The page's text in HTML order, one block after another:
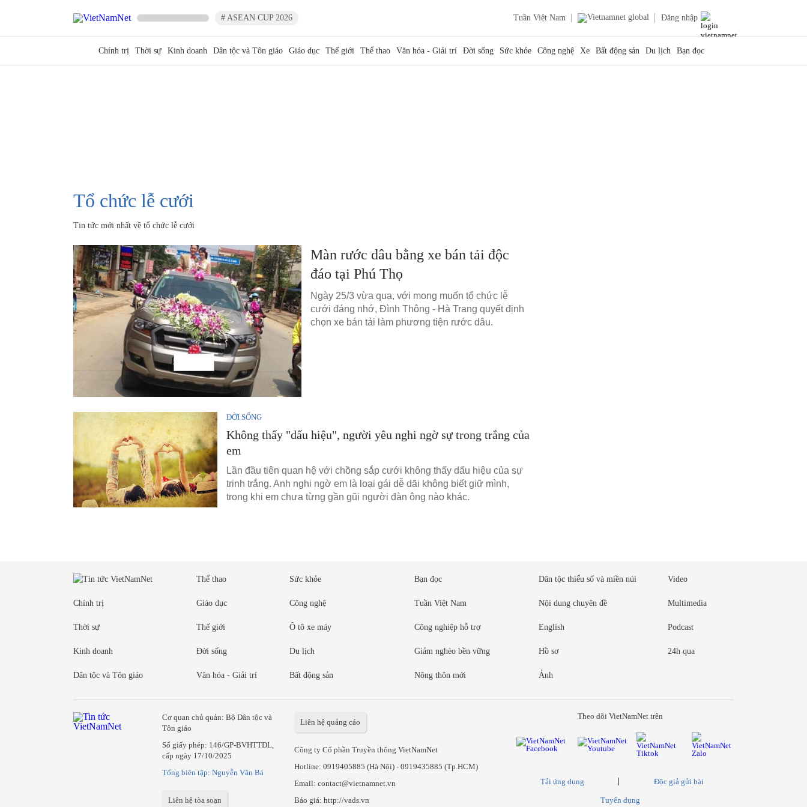
# ASEAN CUP 2026 Tuần Việt Nam Đăng nhập
Chính trị Thời sự Kinh doanh Dân tộc và Tôn giáo Giáo dục Thế giới Thể thao Văn hóa - Giải trí Đời sống Sức khỏe Công nghệ Xe Bất động sản Du lịch Bạn đọc
tổ chức lễ cưới
Tin tức mới nhất về tổ chức lễ cưới
Màn rước dâu bằng xe bán tải độc
đáo tại Phú Thọ
Ngày 25/3 vừa qua, với mong muốn tổ chức lễ
cưới đáng nhớ, Đình Thông - Hà Trang quyết định
chọn xe bán tải làm phương tiện rước dâu.
ĐỜI SỐNG
Không thấy "dấu hiệu", người yêu nghi ngờ sự trong trắng của
em
Lần đầu tiên quan hệ với chồng sắp cưới không thấy dấu hiệu của sự
trinh trắng. Anh nghi ngờ em là loại gái dễ dãi không biết giữ mình,
trong khi em chưa từng gần gũi người đàn ông nào khác.
Chính trị
Thời sự
Kinh doanh
Dân tộc và Tôn giáo
Thể thao
Giáo dục
Thế giới
Đời sống
Văn hóa - Giải trí
Sức khỏe
Công nghệ
Ô tô xe máy
Du lịch
Bất động sản
Bạn đọc
Tuần Việt Nam
Công nghiệp hỗ trợ
Giảm nghèo bền vững
Nông thôn mới
Dân tộc thiểu số và miền núi
Nội dung chuyên đề
English
Hồ sơ
Ảnh
Video
Multimedia
Podcast
24h qua
Cơ quan chủ quản: Bộ Dân tộc và
Tôn giáo
Số giấy phép: 146/GP-BVHTTDL,
cấp ngày 17/10/2025
Tổng biên tập: Nguyễn Văn Bá
Liên hệ tòa soạn
Liên hệ quảng cáo
Công ty Cổ phần Truyền thông VietNamNet
Hotline: 0919405885 (Hà Nội)- 0919435885 (Tp.HCM)
Email: contact@vietnamnet.vn
Báo giá: http://vads.vn
Theo dõi VietNamNet trên
Tải ứng dụng Độc giả gửi bài
Tuyển dụng